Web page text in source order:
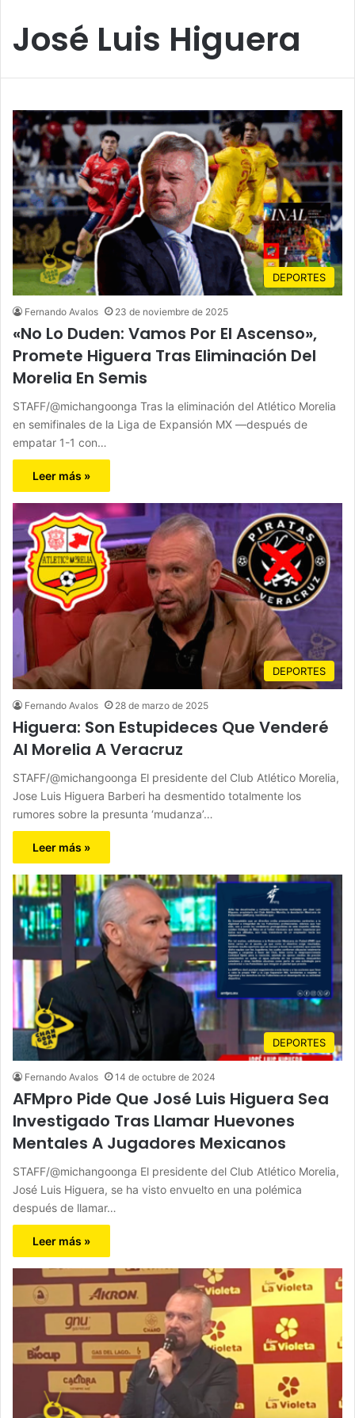
José Luis Higuera
DEPORTES
Fernando Avalos 23 de noviembre de 2025
«No Lo Duden: Vamos Por El Ascenso»,
Promete Higuera Tras Eliminación Del
Morelia En Semis
STAFF/@michangoonga Tras la eliminación del Atlético Morelia
en semifinales de la Liga de Expansión MX —después de
empatar 1-1 con…
Leer más »
DEPORTES
Fernando Avalos 28 de marzo de 2025
Higuera: Son Estupideces Que Venderé
Al Morelia A Veracruz
STAFF/@michangoonga El presidente del Club Atlético Morelia,
Jose Luis Higuera Barberi ha desmentido totalmente los
rumores sobre la presunta ‘mudanza’…
Leer más »
DEPORTES
Fernando Avalos 14 de octubre de 2024
AFMpro Pide Que José Luis Higuera Sea
Investigado Tras Llamar Huevones
Mentales A Jugadores Mexicanos
STAFF/@michangoonga El presidente del Club Atlético Morelia,
José Luis Higuera, se ha visto envuelto en una polémica
después de llamar…
Leer más »